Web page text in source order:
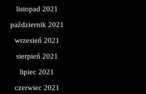
listopad 2021
październik 2021
wrzesień 2021
sierpień 2021
lipiec 2021
czerwiec 2021